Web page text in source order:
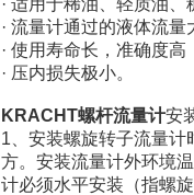
· 适用于稀油、轻质油
· 流量计通过的液体流
· 使用寿命长，准确度
· 压内损失极小。
KRACHT螺杆流量计安
1、安装螺旋转子流量
方。安装流量计外环境
计必须水平安装（指螺